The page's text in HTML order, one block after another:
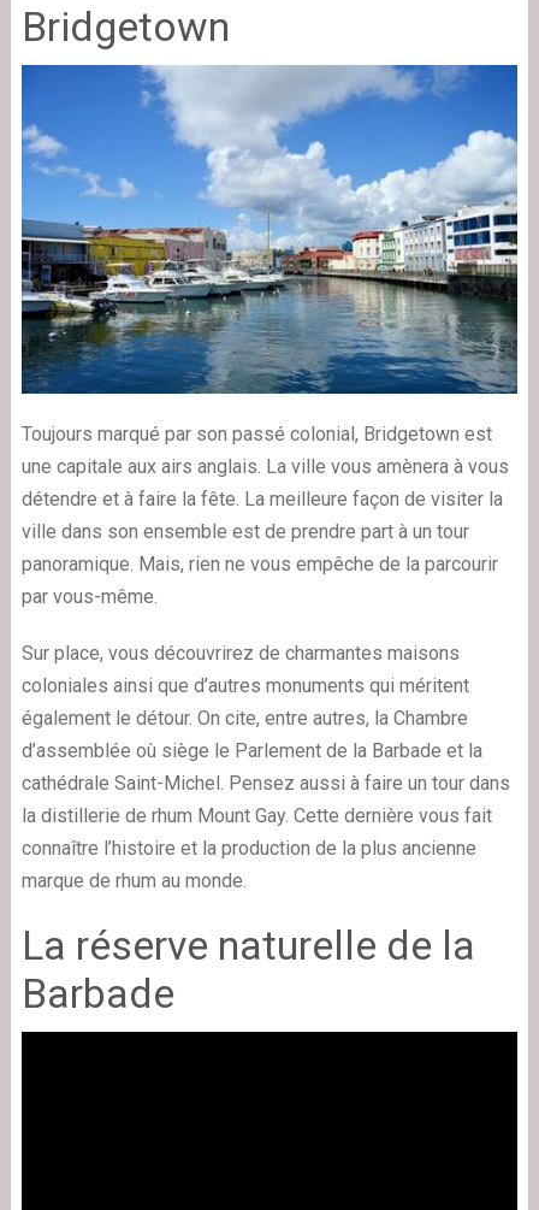
Bridgetown
Toujours marqué par son passé colonial, Bridgetown est
une capitale aux airs anglais. La ville vous amènera à vous
détendre et à faire la fête. La meilleure façon de visiter la
ville dans son ensemble est de prendre part à un tour
panoramique. Mais, rien ne vous empêche de la parcourir
par vous-même.
Sur place, vous découvrirez de charmantes maisons
coloniales ainsi que d’autres monuments qui méritent
également le détour. On cite, entre autres, la Chambre
d’assemblée où siège le Parlement de la Barbade et la
cathédrale Saint-Michel. Pensez aussi à faire un tour dans
la distillerie de rhum Mount Gay. Cette dernière vous fait
connaître l’histoire et la production de la plus ancienne
marque de rhum au monde.
La réserve naturelle de la
Barbade